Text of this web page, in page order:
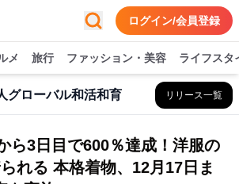
ログイン/会員登録
メ 旅行 ファッション・美容 ライフスタ
グローバル和活和育 リリース一覧
ら3日目で600％達成！洋服の
れる 本格着物、12月17日ま